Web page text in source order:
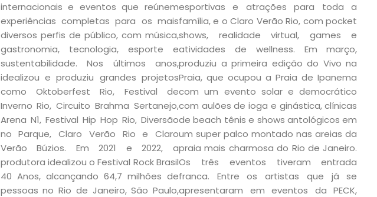
internacionais e eventos que reúnem
experiências completas para os mais
diversos perfis de público, com música,
gastronomia, tecnologia, esporte e
sustentabilidade. Nos últimos anos,
idealizou e produziu grandes projetos
como Oktoberfest Rio, Festival de
Inverno Rio, Circuito Brahma Sertanejo,
Arena N1, Festival Hip Hop Rio, Diversão
no Parque, Claro Verão Rio e Claro
Verão Búzios. Em 2021 e 2022, a
produtora idealizou o Festival Rock Brasil
40 Anos, alcançando 64,7 milhões de
pessoas no Rio de Janeiro, São Paulo,
esportivas e atrações para toda a
família, e o Claro Verão Rio, com pocket
shows, realidade virtual, games e
atividades de wellness. Em março,
produziu a primeira edição do Vivo na
Praia, que ocupou a Praia de Ipanema
com um evento solar e democrático
com aulões de ioga e ginástica, clínicas
de beach tênis e shows antológicos em
um super palco montado nas areias da
praia mais charmosa do Rio de Janeiro.
Os três eventos tiveram entrada
franca. Entre os artistas que já se
apresentaram em eventos da PECK,